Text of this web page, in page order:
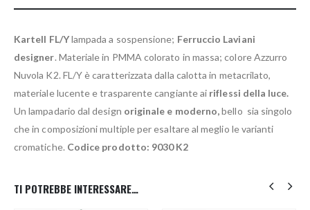
Kartell FL/Ylampada a sospensione; Ferruccio Laviani
designer. Materiale in PMMA colorato in massa; colore Azzurro
Nuvola K2. FL/Y è caratterizzata dalla calotta in metacrilato,
materiale lucente e trasparente cangiante ai riflessi della luce.
Un lampadario dal design originale e moderno,bello sia singolo
che in composizioni multiple per esaltare al meglio le varianti
cromatiche. Codice prodotto: 9030 K2
TI POTREBBE INTERESSARE…